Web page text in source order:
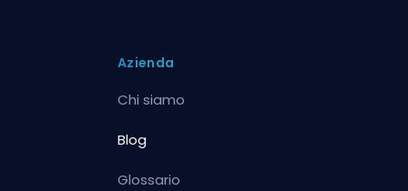
Azienda
Chi siamo
Blog
Glossario